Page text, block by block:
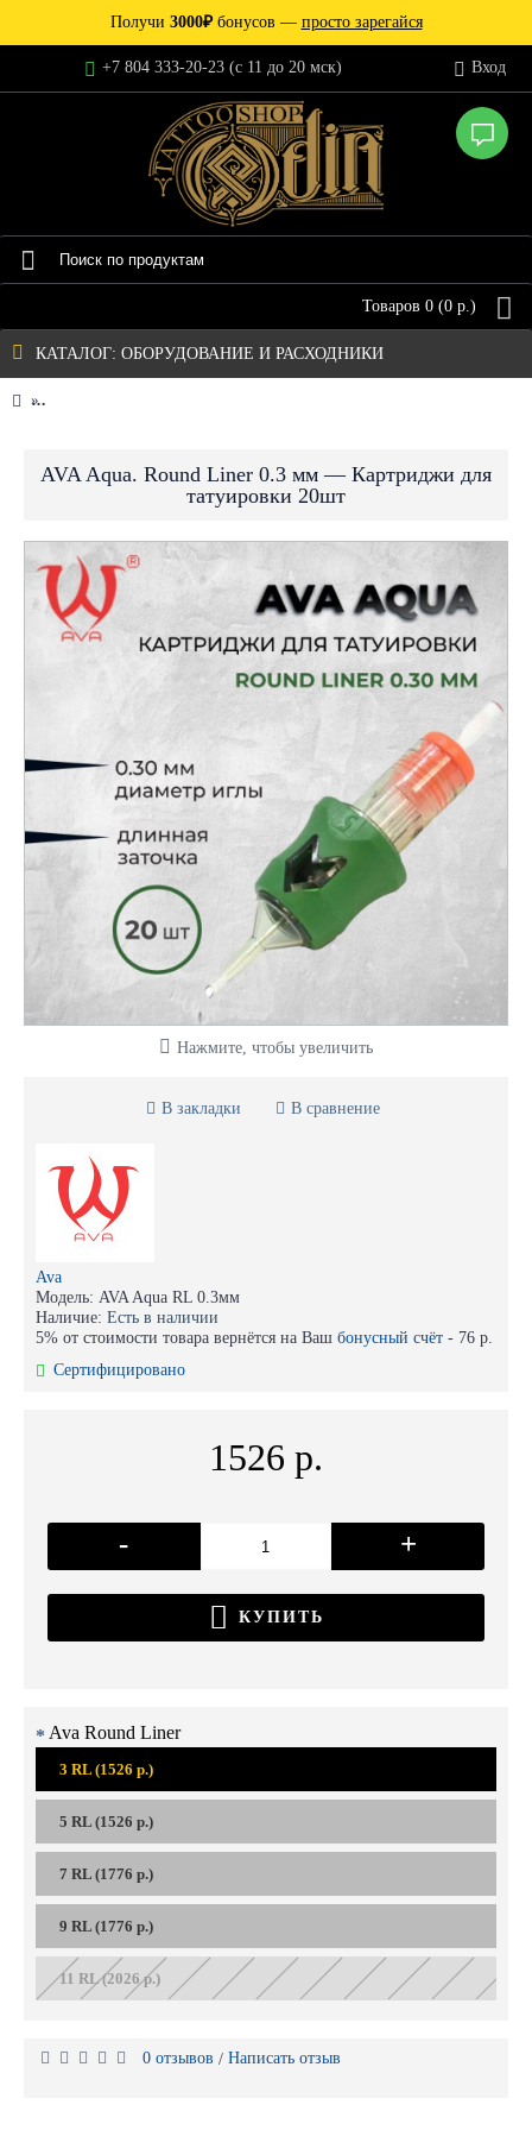
Получи 3000₽бонусов — просто зарегайся
+7 804 333-20-23 (c 11 до 20 мск) Вход
Товаров 0 (0 р.)
КАТАЛОГ: ОБОРУДОВАНИЕ И РАСХОДНИКИ
AVA Aqua. Round Liner 0.3 мм — Картриджи для
татуировки 20шт
Нажмите, чтобы увеличить
В закладки В сравнение
Ava
Модель: AVA Aqua RL 0.3мм
Наличие: Есть в наличии
5% от стоимости товара вернётся на Ваш бонусный счёт - 76 р.
Сертифицировано
1526 р.
- +
КУПИТЬ
Ava Round Liner
3 RL (1526 р.)
5 RL (1526 р.)
7 RL (1776 р.)
9 RL (1776 р.)
11 RL (2026 р.)
0 отзывов / Написать отзыв